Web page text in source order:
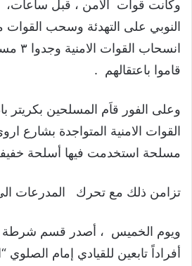
وكانت قوات الامن ، قبل ساعات،
النوبي على التهدئة وسحب القوات
قاموا باعتقالهم .
وعلى الفور قاَم المسلحين بكريتر
القوات الامنية المتواجدة بشارع
مسلحة استخدمت فيها أسلحة
تزامن ذلك مع تحرك المدرعات
ويوم الخميس ، أصدر قسم شرطة
أفراداً تابعين للقيادي إمام الصلوي